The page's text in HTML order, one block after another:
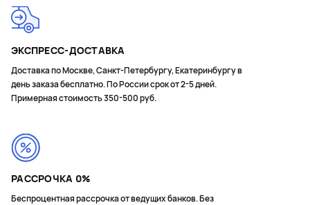
ЭКСПРЕСС-ДОСТАВКА
Доставка по Москве, Санкт-Петербургу, Екатеринбургу в
день заказа бесплатно. По России срок от 2-5 дней.
Примерная стоимость 350-500 руб.
РАССРОЧКА 0%
Беспроцентная рассрочка от ведущих банков. Без